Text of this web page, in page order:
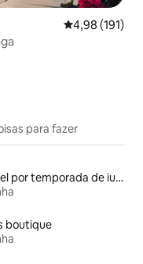
4,98 de uma
4,98 (191)
para fazer
Aluguel por temporada de iurtas
boutique